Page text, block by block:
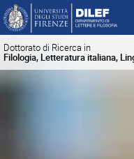
Dottorato di Ricerca in
Filologia, Letteratura italiana,